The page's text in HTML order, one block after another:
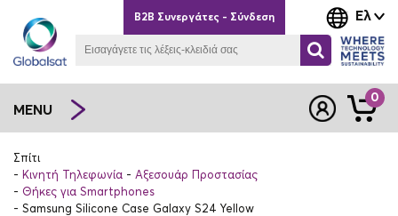
Ελ
B2B Συνεργάτες - Σύνδεση
MENU
0
Σπίτι
Κινητή Τηλεφωνία
Αξεσουάρ Προστασίας
Θήκες για Smartphones
Samsung Silicone Case Galaxy S24 Yellow